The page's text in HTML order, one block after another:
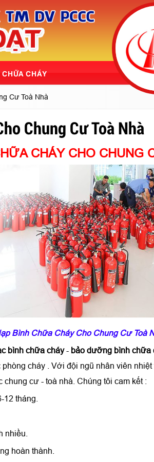
CHÁY
Cư Toà Nhà
Chung Cư Toà Nhà
CHÁY CHO CHUNG
Bình Chữa Cháy Cho Chung Cư Toà
bình chữa cháy- bảo dưỡng bình chữa
cháy . Với đội ngũ nhân viên
cư - toà nhà. Chúng tôi cam kết :
tháng.
nhiều.
hoàn thành.